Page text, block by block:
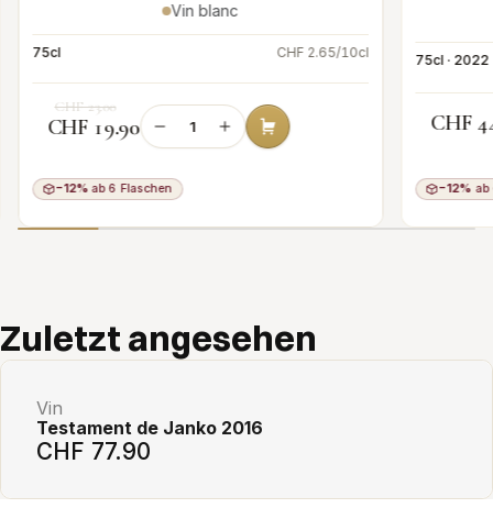
Vin blanc
75cl CHF 2.65/10cl
CHF 23.00
CHF 19.90
−12%ab 6 Flaschen
75cl · 2022
CHF
−12% ab
Zuletzt angesehen
Vin
Testament de Janko 2016
CHF 77.90